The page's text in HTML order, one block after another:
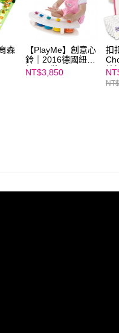
」，若未經同意申辦者引起之損失
先享後付」時，將依據個別帳號之
之上限額度；若仍有額度不足之情
身份認證。
多個帳號或使用他人資訊註冊。若
有限公司將有權停止該用戶之使用
森
【PlayMe】創意心
鈴｜2016德國紐倫
堡玩具獎
NT$3,850
扣
緒
歲
情